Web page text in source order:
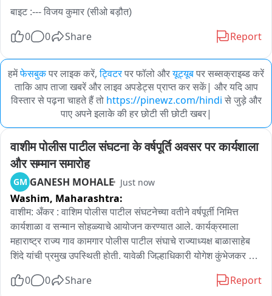
बाइट :--- विजय कुमार (सीओ बड़ौत)
0 0 Share Report
हमेंफेसबुकपर लाइक करें, ट्विटरपर फॉलो औरयूट्यूबपर सब्सक्राइब्ड करें
ताकि आप ताजा खबरें और लाइव अपडेट्स प्राप्त कर सकें| और यदि आप
विस्तार से पढ़ना चाहते हैं तो https://pinewz.com/hindi से जुड़े और
पाए अपने इलाके की हर छोटी सी छोटी खबर|
वाशीम पोलीस पाटील संघटना के वर्षपूर्ति अवसर पर कार्यशाला
और सम्मान समारोह
GM GANESH MOHALE Just now
Washim, Maharashtra:
वाशीम: अँकर : वाशिम पोलीस पाटील संघटनेच्या वतीने वर्षपूर्ती निमित्त
कार्यशाळा व सन्मान सोहळ्याचे आयोजन करण्यात आले. कार्यक्रमाला
महाराष्ट्र राज्य गाव कामगार पोलीस पाटील संघाचे राज्याध्यक्ष बाळासाहेब
शिंदे यांची प्रमुख उपस्थिती होती. यावेळी जिल्हाधिकारी योगेश कुंभेजकर
टाकला. तसेच उल्लेखनीय कार्य करणाऱ्या पोलीस पाटलांचा सन्मान करण्यात
0 0 Share Report